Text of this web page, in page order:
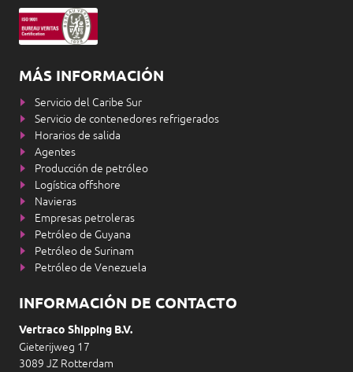
MÁS INFORMACIÓN
Servicio del Caribe Sur
Servicio de contenedores refrigerados
Horarios de salida
Agentes
Producción de petróleo
Logística offshore
Navieras
Empresas petroleras
Petróleo de Guyana
Petróleo de Surinam
Petróleo de Venezuela
INFORMACIÓN DE CONTACTO
Vertraco Shipping B.V.
Gieterijweg 17
3089 JZ Rotterdam